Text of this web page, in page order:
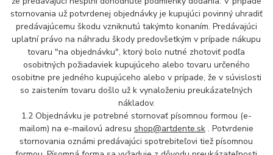
stornovania už potvrdenej objednávky je kupujúci povinný uhradiť
predávajúcemu škodu vzniknutú takýmto konaním. Predávajúci
uplatní právo na náhradu škody predovšetkým v prípade nákupu
tovaru "na objednávku", ktorý bolo nutné zhotoviť podľa
osobitných požiadaviek kupujúceho alebo tovaru určeného
osobitne pre jedného kupujúceho alebo v prípade, že v súvislosti
so zaistením tovaru došlo už k vynaloženiu preukázateľných
nákladov.
1.2 Objednávku je potrebné stornovať písomnou formou (e-
mailom) na e-mailovú adresu shop@artdente.sk. Potvrdenie
stornovania oznámi predávajúci spotrebiteľovi tiež písomnou